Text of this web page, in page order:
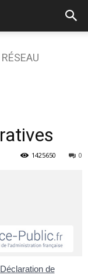
0
1425650
Déclaration de